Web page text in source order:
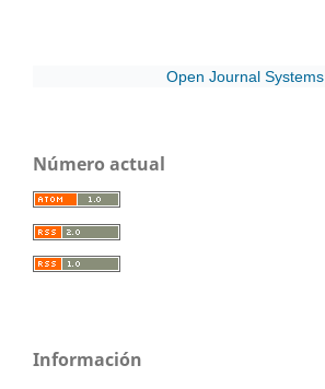
Open Journal Systems
Número actual
Información